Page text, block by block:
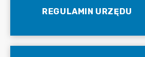
REGULAMIN URZĘDU